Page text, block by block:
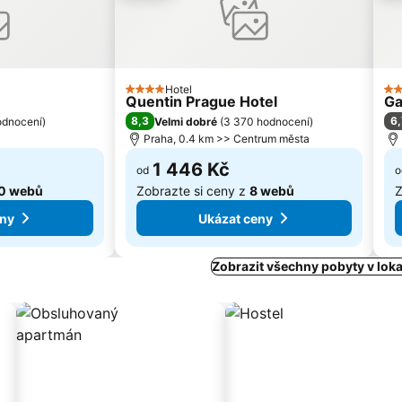
)
webů
4 Počet hvězdiček
Hotel
Quentin Prague Hotel
8,3 Velmi dobré (3 370 hodnocení)
Praha, 0.4 km >> Centrum města
od 1 446 Kč
Zobrazte si ceny z 8 webů
Ukázat ceny
3
Zobrazit všechny pobyty v